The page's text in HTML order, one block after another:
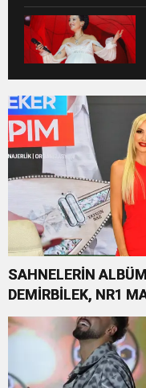
SAHNELERİN
DEMİRBİLEK, NR1
OLARAK VAR